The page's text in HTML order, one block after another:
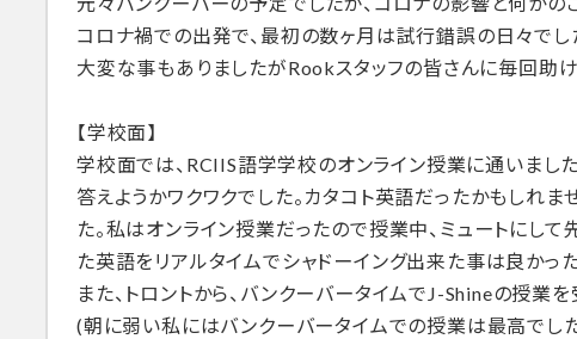
コロナ禍での出発で、最初の数ヶ月は試行錯誤の日々でし
大変な事もありましたがRookスタッフの皆さんに毎回助け
【学校面】
学校面では、RCIIS語学学校のオンライン授業に通いまし
答えようかワクワクでした。カタコト英語だったかもしれ
た。私はオンライン授業だったので授業中、ミュートにし
た英語をリアルタイムでシャドーイング出来た事は良かっ
また、トロントから、バンクーバータイムでJ-Shineの授業
(朝に弱い私にはバンクーバータイムでの授業は最高でし